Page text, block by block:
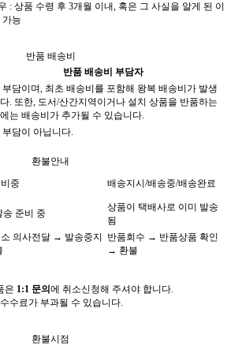
: 상품 수령 후 3개월 이내, 혹은 그 사실을 알게 된 이
가능
반품 배송비
반품 배송비 부담자
부담이며, 최초 배송비를 포함해 왕복 배송비가 발생
. 또한, 도서/산간지역이거나 설치 상품을 반품하는
는 배송비가 추가될 수 있습니다.
부담이 아닙니다.
환불안내
중 배송지시/배송중/배송완료
송 준비 중
상품이 택배사로 이미 발송
됨
의사전달 → 발송중지
반품회수 → 반품상품 확인
→ 환불
은 1:1 문의 에 취소신청해 주셔야 합니다.
수료가 부과될 수 있습니다.
환불시점